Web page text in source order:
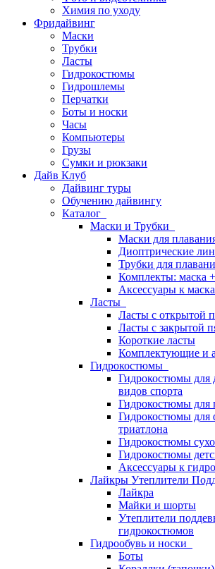
Химия по уходу
Фридайвинг
Маски
Трубки
Ласты
Гидрокостюмы
Гидрошлемы
Перчатки
Боты и носки
Часы
Компьютеры
Грузы
Сумки и рюкзаки
Дайв Клуб
Дайвинг туры
Обучению дайвингу
Каталог
Маски и Трубки
Маски для
Диоптрические
Трубки для
Комплекты: маска
Аксессуары к
Ласты
Ласты с открытой
Ласты с закрытой
Короткие ласты
Комплектующие и
Гидрокостюмы
Гидрокостюмы для
видов спорта
Гидрокостюмы для
Гидрокостюмы для
триатлона
Гидрокостюмы
Гидрокостюмы
Аксессуары к
Лайкры Утеплители
Лайкра
Майки и шорты
Утеплители
гидрокостюмов
Гидрообувь и носки
Боты